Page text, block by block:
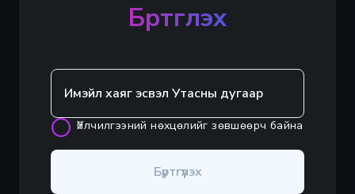
Бүртгүүлэх
Үйлчилгээний нөхцөлийг зөвшөөрч байна
Бүртгүүлэх